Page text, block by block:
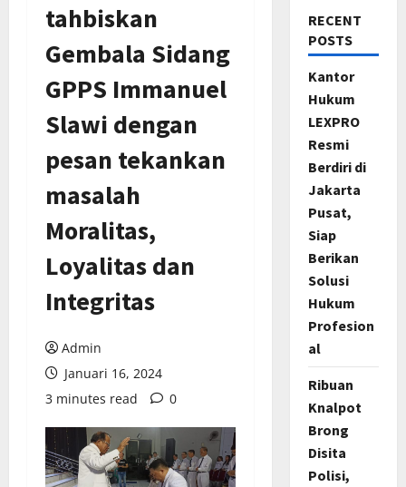
tahbiskan
Gembala Sidang
GPPS Immanuel
Slawi dengan
pesan tekankan
masalah
Moralitas,
Loyalitas dan
Integritas
Admin
Januari 16, 2024
3 minutes read
0
RECENT
POSTS
Kantor
Hukum
LEXPRO
Resmi
Berdiri di
Jakarta
Pusat,
Siap
Berikan
Solusi
Hukum
Profesion
al
Ribuan
Knalpot
Brong
Disita
Polisi,